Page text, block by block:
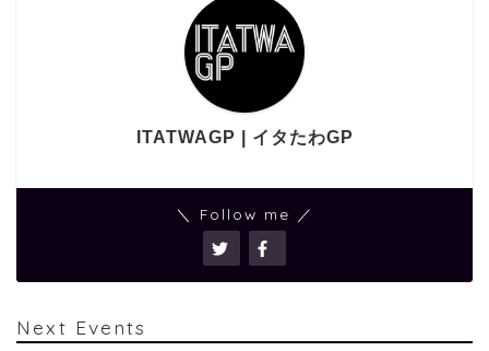
ITATWAGP | イタたわGP
＼ Follow me ／
Next Events